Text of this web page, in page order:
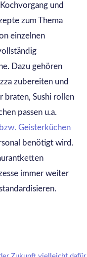
und
zum Thema
einzelnen
Dazu gehören
zubereiten und
braten, Sushi rollen
passen u.a.
Geisterküchen
benötigt wird.
immer weiter